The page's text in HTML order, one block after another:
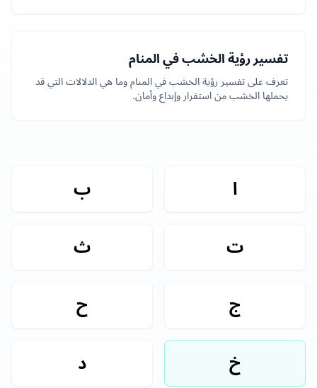
تفسير رؤية الخشب في المنام
تعرف على تفسير رؤية الخشب في المنام وما هي الدلالات التي قد
يحملها الخشب من استقرار وإبداع وأمان.
ا ب
ت ث
ج ح
خ د